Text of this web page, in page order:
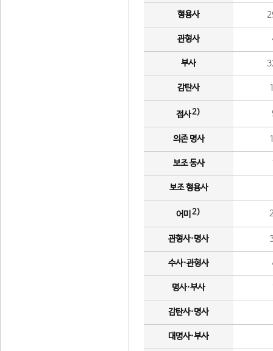
형용사
관형사
부사
감탄사
접사2)
의존 명사
보조 동사
보조 형용사
어미 2)
관형사·명사
수사·관형사
명사·부사
감탄사·명사
대명사·부사